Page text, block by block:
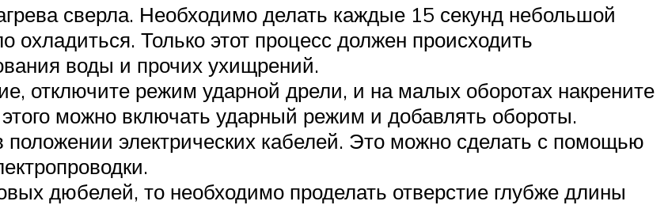
сверла. Необходимо делать каждые 15 секунд небольшой
охладиться. Только этот процесс должен происходить
воды и прочих ухищрений.
отключите режим ударной дрели, и на малых оборотах накрените
можно включать ударный режим и добавлять обороты.
электрических кабелей. Это можно сделать с помощью
дюбелей, то необходимо проделать отверстие глубже длины